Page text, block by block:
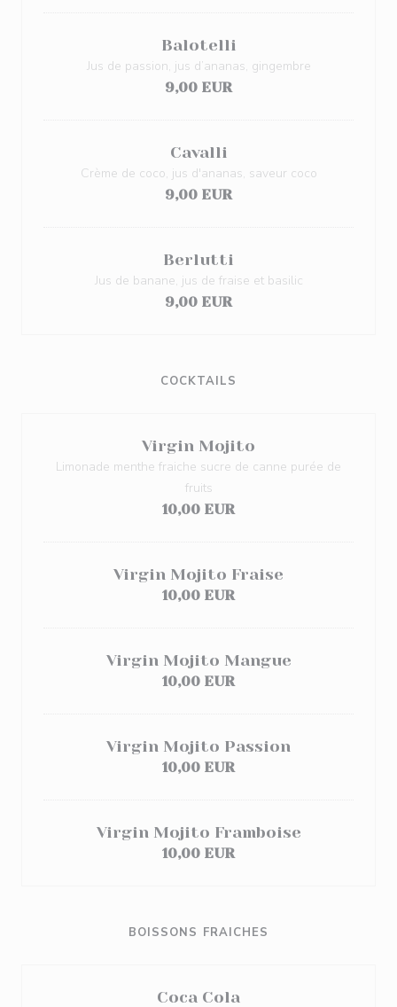
Balotelli
Jus de passion, jus d’ananas, gingembre
9,00 EUR
Cavalli
Crème de coco, jus d'ananas, saveur coco
9,00 EUR
Berlutti
Jus de banane, jus de fraise et basilic
9,00 EUR
COCKTAILS
Virgin Mojito
Limonade menthe fraiche sucre de canne purée de
fruits
10,00 EUR
Virgin Mojito Fraise
10,00 EUR
Virgin Mojito Mangue
10,00 EUR
Virgin Mojito Passion
10,00 EUR
Virgin Mojito Framboise
10,00 EUR
BOISSONS FRAICHES
Coca Cola